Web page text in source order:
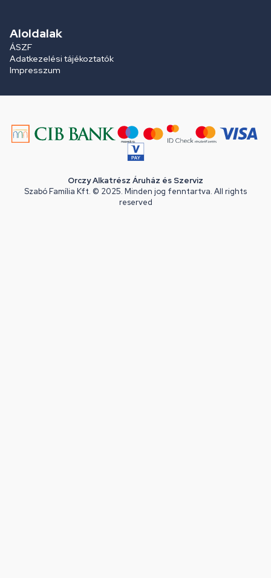
Aloldalak
ÁSZF
Adatkezelési tájékoztatók
Impresszum
Orczy Alkatrész Áruház és Szerviz
Szabó Família Kft. © 2025. Minden jog fenntartva. All rights
reserved